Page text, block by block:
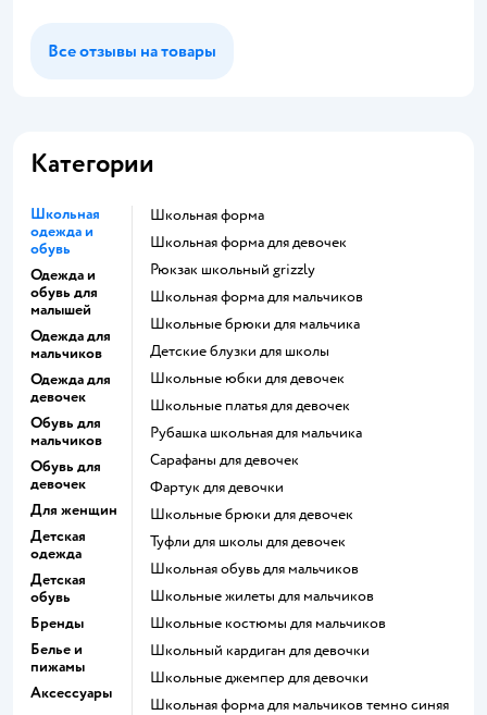
Все отзывы на товары
Категории
Школьная
одежда и
обувь
Одежда и
обувь для
малышей
Одежда для
мальчиков
Одежда для
девочек
Обувь для
мальчиков
Обувь для
девочек
Для женщин
Детская
одежда
Детская
обувь
Бренды
Белье и
пижамы
Аксессуары
Школьная форма
Школьная форма для девочек
Рюкзак школьный grizzly
Школьная форма для мальчиков
Школьные брюки для мальчика
Детские блузки для школы
Школьные юбки для девочек
Школьные платья для девочек
Рубашка школьная для мальчика
Сарафаны для девочек
Фартук для девочки
Школьные брюки для девочек
Туфли для школы для девочек
Школьная обувь для мальчиков
Школьные жилеты для мальчиков
Школьные костюмы для мальчиков
Школьный кардиган для девочки
Школьные джемпер для девочки
Школьная форма для мальчиков темно синяя